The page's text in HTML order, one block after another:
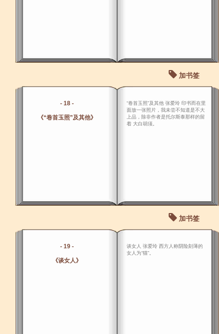
加书签
- 18 -
《“卷首玉照”及其他》
“卷首玉照”及其他 张爱玲 印书而在里
面放一张照片，我未尝不知道是不大
上品，除非作者是托尔斯泰那样的留
着 大白胡须。
加书签
- 19 -
《谈女人》
谈女人 张爱玲 西方人称阴险刻薄的
女人为“猫”。